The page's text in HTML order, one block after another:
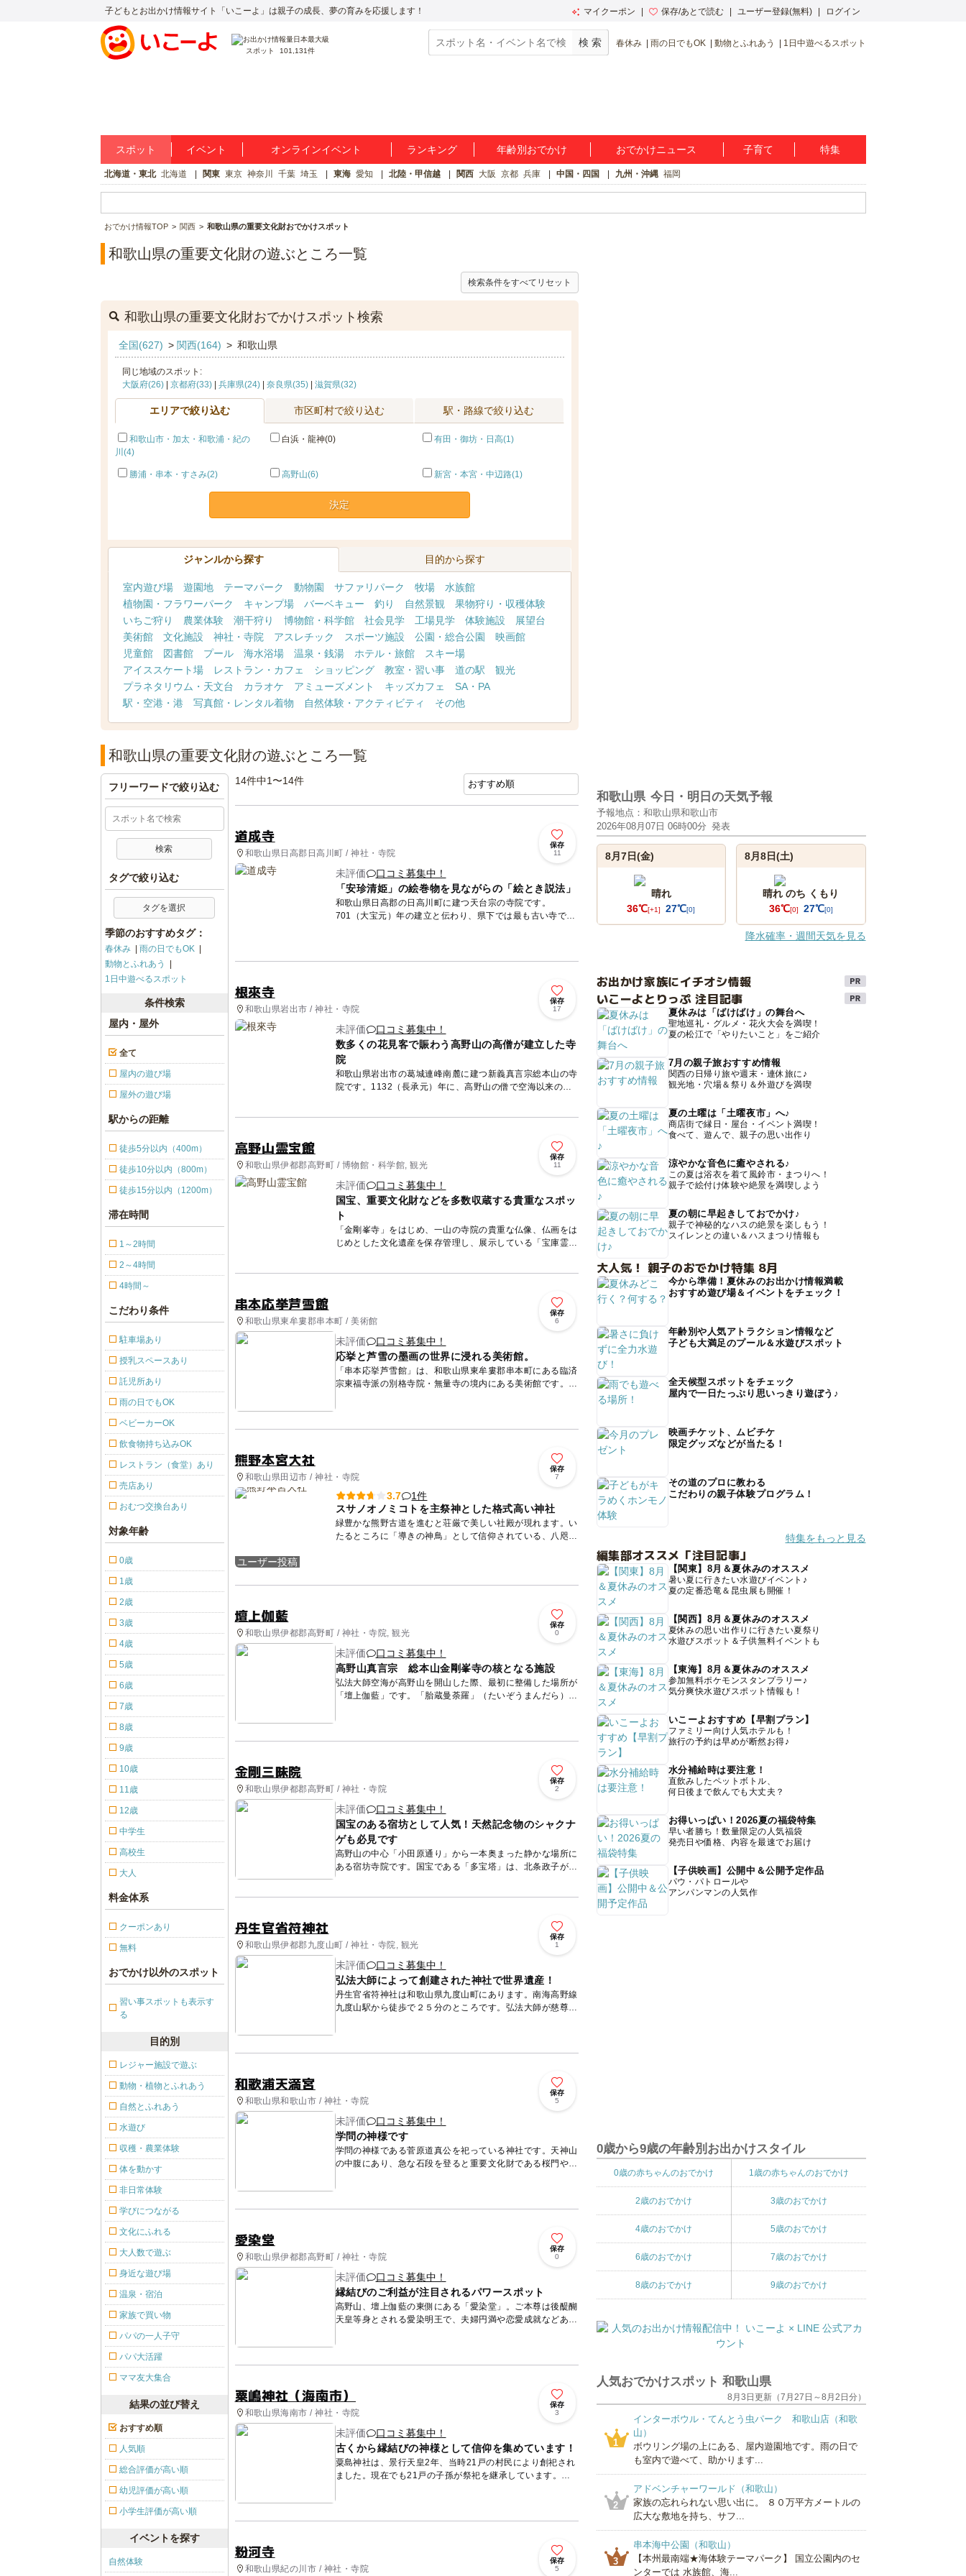
子どもとお出かけ情報サイト「いこーよ」は親子の成長、夢の育みを応援します！ マイクーポン 保存/あとで読む ユーザー登録(無料) ログイン
スポット 101,131件
春休み 雨の日でもOK 動物とふれあう 1日中遊べるスポット
スポット イベント オンラインイベント ランキング 年齢別おでかけ おでかけニュース 子育て 特集
北海道・東北 北海道 関東 東京 神奈川 千葉 埼玉 東海 愛知 北陸・甲信越 関西 大阪 京都 兵庫 中国・四国 九州・沖縄 福岡
おでかけ情報TOP 関西 和歌山県の重要文化財おでかけスポット
和歌山県の重要文化財の遊ぶところ一覧
検索条件をすべてリセット
和歌山県の重要文化財おでかけスポット検索
全国(627) > 関西(164) > 和歌山県
同じ地域のスポット:
大阪府(26)| 京都府(33)| 兵庫県(24)| 奈良県(35)| 滋賀県(32)
エリアで絞り込む 市区町村で絞り込む 駅・路線で絞り込む
和歌山市・加太・和歌浦・紀の
川(4)
白浜・龍神(0) 有田・御坊・日高(1)
勝浦・串本・すさみ(2) 高野山(6) 新宮・本宮・中辺路(1)
決定
ジャンルから探す 目的から探す
室内遊び場 遊園地 テーマパーク 動物園 サファリパーク 牧場
水族館
植物園・フラワーパーク
キャンプ場 バーベキュー 釣り 自然景観
果物狩り・収穫体験
いちご狩り
農業体験 潮干狩り 博物館・科学館 社会見学 工場見学 体験施設
展望台
美術館
文化施設 神社・寺院 アスレチック スポーツ施設 公園・総合公園
映画館
児童館
図書館 プール 海水浴場 温泉・銭湯 ホテル・旅館
スキー場
アイススケート場
レストラン・カフェ ショッピング 教室・習い事 道の駅
観光
プラネタリウム・天文台
カラオケ アミューズメント キッズカフェ
SA・PA
駅・空港・港
写真館・レンタル着物 自然体験・アクティビティ その他
和歌山県の重要文化財の遊ぶところ一覧
14件中1〜14件
道成寺
和歌山県日高郡日高川町 / 神社・寺院
保存
11
未評価
口コミ募集中！
「安珍清姫」の絵巻物を見ながらの「絵とき説法」
和歌山県日高郡の日高川町に建つ天台宗の寺院です。
701（大宝元）年の建立と伝わり、県下では最も古い寺で
根來寺
和歌山県岩出市 / 神社・寺院
保存
17
未評価
口コミ募集中！
数多くの花見客で賑わう高野山の高僧が建立した寺
院
和歌山県岩出市の葛城連峰南麓に建つ新義真言宗総本山の寺
院です。1132（長承元）年に、高野山の僧で空海以来の学
高野山霊宝館
和歌山県伊都郡高野町 / 博物館・科学館, 観光
保存
11
未評価
口コミ募集中！
国宝、重要文化財などを多数収蔵する貴重なスポッ
ト
「金剛峯寺」をはじめ、一山の寺院の貴重な仏像、仏画をは
じめとした文化遺産を保存管理し、展示している「宝庫霊宝
串本応挙芦雪館
和歌山県東牟婁郡串本町 / 美術館
保存
6
未評価
口コミ募集中！
応挙と芦雪の墨画の世界に浸れる美術館。
「串本応挙芦雪館」は、和歌山県東牟婁郡串本町にある臨済
宗東福寺派の別格寺院・無量寺の境内にある美術館です。展
と、その弟子...
熊野本宮大社
和歌山県田辺市 / 神社・寺院
保存
7
ユーザー投稿
3.7
1件
スサノオノミコトを主祭神とした格式高い神社
緑豊かな熊野古道を進むと荘厳で美しい社殿が現れます。い
たるところに「導きの神鳥」として信仰されている、八咫烏
壇上伽藍
和歌山県伊都郡高野町 / 神社・寺院, 観光
保存
0
未評価
口コミ募集中！
高野山真言宗 総本山金剛峯寺の核となる施設
弘法大師空海が高野山を開山した際、最初に整備した場所が
「壇上伽藍」です。「胎蔵曼荼羅」（たいぞうまんだら）の
月をかけて完...
金剛三昧院
和歌山県伊都郡高野町 / 神社・寺院
保存
2
未評価
口コミ募集中！
国宝のある宿坊として人気！天然記念物のシャクナ
ゲも必見です
高野山の中心「小田原通り」から一本奥まった静かな場所に
ある宿坊寺院です。国宝である「多宝塔」は、北条政子が夫
の源頼朝と息子・実朝の菩提を弔うために建立したもの。本
丹生官省符神社
和歌山県伊都郡九度山町 / 神社・寺院, 観光
保存
1
未評価
口コミ募集中！
弘法大師によって創建された神社で世界遺産！
丹生官省符神社は和歌山県九度山町にあります。南海高野線
九度山駅から徒歩で２５分のところです。弘法大師が慈尊院
丹生都比売・...
和歌浦天満宮
和歌山県和歌山市 / 神社・寺院
保存
5
未評価
口コミ募集中！
学問の神様です
学問の神様である菅原道真公を祀っている神社です。天神山
の中腹にあり、急な石段を登ると重要文化財である桜門やこ
て最大規模を...
愛染堂
和歌山県伊都郡高野町 / 神社・寺院
保存
0
未評価
口コミ募集中！
縁結びのご利益が注目されるパワースポット
高野山、壇上伽藍の東側にある「愛染堂」。ご本尊は後醍醐
天皇等身とされる愛染明王で、夫婦円満や恋愛成就などあら
れています。...
粟嶋神社（海南市）
和歌山県海南市 / 神社・寺院
保存
3
未評価
口コミ募集中！
古くから縁結びの神様として信仰を集めています！
粟島神社は、景行天皇2年、当時21戸の村民により創祀され
ました。現在でも21戸の子孫が祭祀を継承しています。
り、境内には歌...
粉河寺
和歌山県紀の川市 / 神社・寺院
保存
5
フリーワードで絞り込む
タグで絞り込む
タグを選択
季節のおすすめタグ：
春休み
雨の日でもOK
動物とふれあう
1日中遊べるスポット
条件検索
屋内・屋外
全て
屋内の遊び場
屋外の遊び場
駅からの距離
徒歩5分以内（400m）
徒歩10分以内（800m）
徒歩15分以内（1200m）
滞在時間
1～2時間
2～4時間
4時間～
こだわり条件
駐車場あり
授乳スペースあり
託児所あり
雨の日でもOK
ベビーカーOK
飲食物持ち込みOK
レストラン（食堂）あり
売店あり
おむつ交換台あり
対象年齢
0歳
1歳
2歳
3歳
4歳
5歳
6歳
7歳
8歳
9歳
10歳
11歳
12歳
中学生
高校生
大人
料金体系
クーポンあり
無料
おでかけ以外のスポット
習い事スポットも表示す
る
目的別
レジャー施設で遊ぶ
動物・植物とふれあう
自然とふれあう
水遊び
収穫・農業体験
体を動かす
非日常体験
学びにつながる
文化にふれる
大人数で遊ぶ
身近な遊び場
温泉・宿泊
家族で買い物
パパの一人子守
パパ大活躍
ママ友大集合
結果の並び替え
おすすめ順
人気順
総合評価が高い順
幼児評価が高い順
小学生評価が高い順
イベントを探す
自然体験
和歌山県 今日・明日の天気予報
予報地点：和歌山県和歌山市
2026年08月07日 06時00分 発表
8月7日(金)
晴れ
36℃[+1] 27℃[0]
8月8日(土)
晴れ のち くもり
36℃[0] 27℃[0]
降水確率・週間天気を見る
お出かけ家族にイチオシ情報
いこーよとりっぷ 注目記事
夏休みは「ばけばけ」の舞台へ
聖地巡礼・グルメ・花火大会を満喫！
夏の松江で「やりたいこと」をご紹介
7月の親子旅おすすめ情報
関西の日帰り旅や週末・連休旅に♪
観光地・穴場＆祭り＆外遊びを満喫
夏の土曜は「土曜夜市」へ♪
商店街で縁日・屋台・イベント満喫！
食べて、遊んで、親子の思い出作り
涼やかな音色に癒やされる♪
この夏は浴衣を着て風鈴市・まつりへ！
親子で絵付け体験や絶景を満喫しよう
夏の朝に早起きしておでかけ♪
親子で神秘的なハスの絶景を楽しもう！
スイレンとの違い＆ハスまつり情報も
大人気！ 親子のおでかけ特集 8月
今から準備！夏休みのお出かけ情報満載
おすすめ遊び場＆イベントをチェック！
年齢別や人気アトラクション情報など
子ども大満足のプール＆水遊びスポット
全天候型スポットをチェック
屋内で一日たっぷり思いっきり遊ぼう♪
映画チケット、ムビチケ
限定グッズなどが当たる！
その道のプロに教わる
こだわりの親子体験プログラム！
特集をもっと見る
編集部オススメ「注目記事」
【関東】8月＆夏休みのオススメ
暑い夏に行きたい水遊びイベント♪
夏の定番恐竜＆昆虫展も開催！
【関西】8月＆夏休みのオススメ
夏休みの思い出作りに行きたい夏祭り
水遊びスポット＆子供無料イベントも
【東海】8月＆夏休みのオススメ
参加無料ポケモンスタンプラリー♪
気分爽快水遊びスポット情報も！
いこーよおすすめ【早割プラン】
ファミリー向け人気ホテルも！
旅行の予約は早めが断然お得♪
水分補給時は要注意！
直飲みしたペットボトル、
何日後まで飲んでも大丈夫？
お得いっぱい！2026夏の福袋特集
早い者勝ち！数量限定の人気福袋
発売日や価格、内容を最速でお届け
【子供映画】公開中＆公開予定作品
パウ・パトロールや
アンパンマンの人気作
0歳から9歳の年齢別お出かけスタイル
0歳の赤ちゃんのおでかけ 1歳の赤ちゃんのおでかけ
2歳のおでかけ 3歳のおでかけ
4歳のおでかけ 5歳のおでかけ
6歳のおでかけ 7歳のおでかけ
8歳のおでかけ 9歳のおでかけ
人気おでかけスポット 和歌山県
8月3日更新（7月27日～8月2日分）
1
インターボウル・てんとう虫パーク 和歌山店（和歌
山）
ボウリング場の上にある、屋内遊園地です。雨の日で
も室内で遊べて、助かります...
2
アドベンチャーワールド（和歌山）
家族の忘れられない思い出に。 ８０万平方メートルの
広大な敷地を持ち、サフ...
3
串本海中公園（和歌山）
【本州最南端★海体験テーマパーク】 国立公園内のセ
ンターでは 水族館、海...